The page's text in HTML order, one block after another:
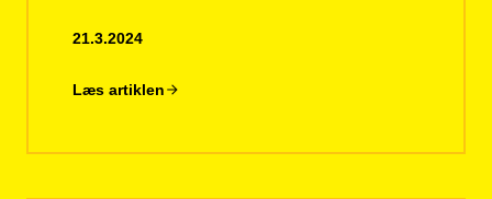
21.3.2024
Læs artiklen